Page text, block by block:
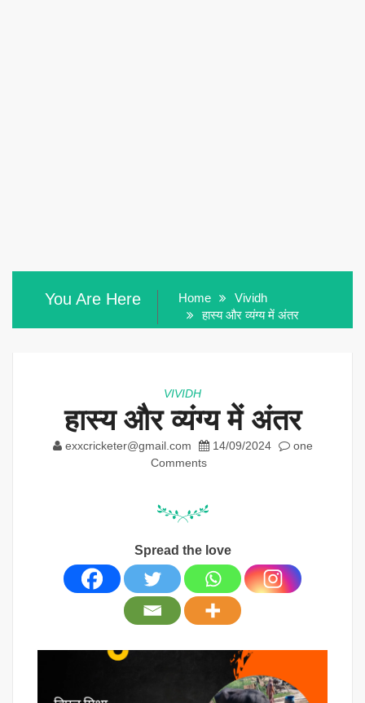
You Are Here Home
Vividh
हास्य और व्यंग्य में अंतर
VIVIDH
हास्य और व्यंग्य में अंतर
exxcricketer@gmail.com 14/09/2024
one
Comments
Spread the love